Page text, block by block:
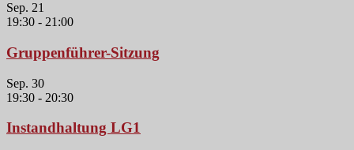
Sep. 21
19:30 - 21:00
Gruppenführer-Sitzung
Sep. 30
19:30 - 20:30
Instandhaltung LG1